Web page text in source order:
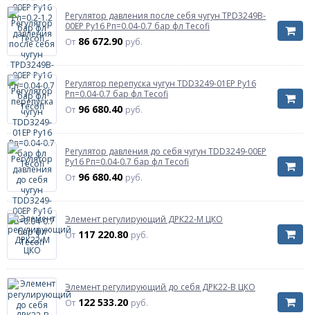
Регулятор давления после себя чугун TPD3249B-
00EP Ру16 Рп=0.04-0.7 бар фл Tecofi
От 86 672.90 руб.
Регулятор перепуска чугун TDD3249-01EP Ру16
Рп=0.04-0.7 бар фл Tecofi
От 96 680.40 руб.
Регулятор давления до себя чугун TDD3249-00EP
Ру16 Рп=0.04-0.7 бар фл Tecofi
От 96 680.40 руб.
Элемент регулирующий ДРК22-М ЦКО
От 117 220.80 руб.
Элемент регулирующий до себя ДРК22-В ЦКО
От 122 533.20 руб.